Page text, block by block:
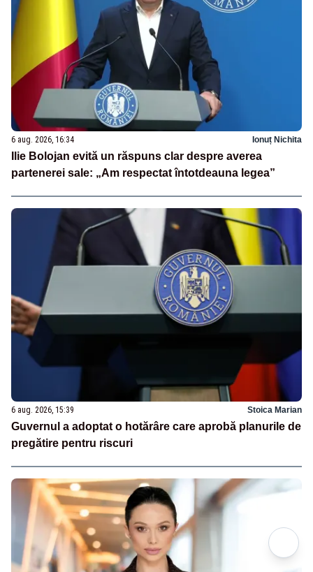
6 aug. 2026, 16:34 Ionuț Nichita
Ilie Bolojan evită un răspuns clar despre averea
partenerei sale: „Am respectat întotdeauna legea”
6 aug. 2026, 15:39 Stoica Marian
Guvernul a adoptat o hotărâre care aprobă planurile de
pregătire pentru riscuri